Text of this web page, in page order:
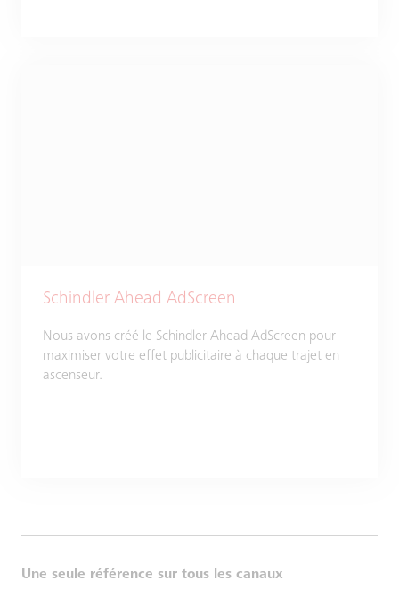
Schindler Ahead AdScreen
Nous avons créé le Schindler Ahead AdScreen pour
maximiser votre effet publicitaire à chaque trajet en
ascenseur.
Une seule référence sur tous les canaux